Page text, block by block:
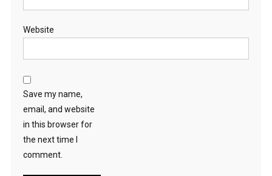
Website
Save my name,
email, and website
in this browser for
the next time I
comment.